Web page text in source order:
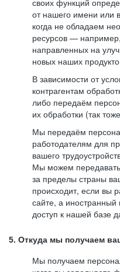
своих функций
от нашего имени или
когда не обладаем
ресурсов —
направленных на
новых наших
В зависимости от
контрагентам
либо передаём
их обработки (так
Мы передаём
работодателям для
вашего
Мы можем передавать
за пределы страны
происходит, если вы
сайте, а иностранный
доступ к нашей базе
5. Откуда мы получаем
Мы получаем